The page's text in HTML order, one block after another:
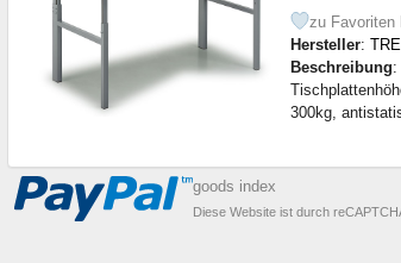
zu Favoriten
Hersteller:
Beschreibung
300kg,
goods index
Diese Website ist durch